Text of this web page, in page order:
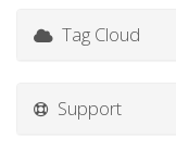
Tag Cloud
Support